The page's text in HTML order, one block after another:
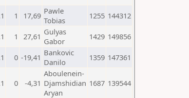
1 17,69 Pawle
Tobias
1255 144312
1 27,61 Gulyas
Gabor
1429 149856
0 -19,41 Bankovic
Danilo
1359 147361
0 -4,31
Aboulenein-
Djamshidian
Aryan
1687 139544